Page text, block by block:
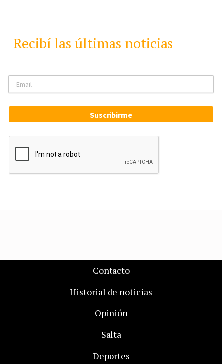
Recibí las últimas noticias
Suscribirme
Contacto
Historial de noticias
Opinión
Salta
Deportes